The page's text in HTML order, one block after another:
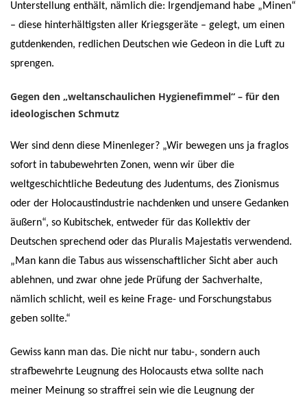
Unterstellung enthält, nämlich die: Irgendjemand habe „Minen“
– diese hinterhältigsten aller Kriegsgeräte – gelegt, um einen
gutdenkenden, redlichen Deutschen wie Gedeon in die Luft zu
sprengen.
Gegen den „weltanschaulichen Hygienefimmel“ – für den
ideologischen Schmutz
Wer sind denn diese Minenleger? „Wir bewegen uns ja fraglos
sofort in tabubewehrten Zonen, wenn wir über die
weltgeschichtliche Bedeutung des Judentums, des Zionismus
oder der Holocaustindustrie nachdenken und unsere Gedanken
äußern“, so Kubitschek, entweder für das Kollektiv der
Deutschen sprechend oder das Pluralis Majestatis verwendend.
„Man kann die Tabus aus wissenschaftlicher Sicht aber auch
ablehnen, und zwar ohne jede Prüfung der Sachverhalte,
nämlich schlicht, weil es keine Frage- und Forschungstabus
geben sollte.“
Gewiss kann man das. Die nicht nur tabu-, sondern auch
strafbewehrte Leugnung des Holocausts etwa sollte nach
meiner Meinung so straffrei sein wie die Leugnung der